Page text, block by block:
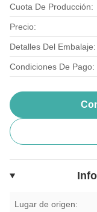
Cuota De Producción:
Precio:
Detalles Del Embalaje:
Condiciones De Pago:
Lugar de origen: